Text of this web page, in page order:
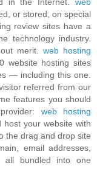
or stored, on special
review sites have a
technology industry.
merit. web hosting
website hosting sites
— including this one.
referred from our
features you should
web hosting
your website with
the drag and drop site
email addresses,
all bundled into one